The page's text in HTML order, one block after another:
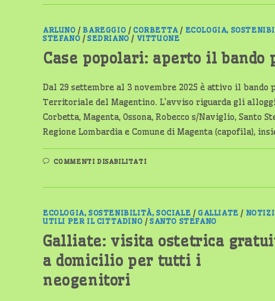
STEFANO
CONTRO
IL
IMPIANTO
FOTOVOLTAICO
4
2025,
ORE
ARLUNO / BAREGGIO /CORBETTA/ ECOLOGIA,
STEFANO /SEDRIANO / VITTUONE
Case popolari: aperto il bando
Dal 29 settembre al 3 novembre 2025 è attivo il bando
Territoriale del Magentino. L’avviso riguarda gli
Corbetta, Magenta, Ossona, Robecco s/Naviglio, Santo
Regione Lombardia e Comune di Magenta (capofila),
COMMENTI DISABILITATISU
PER
L’ASSEGNAZIONE
NEL
ECOLOGIA, SOSTENIBILITÀ, SOCIALE /GALLIATE /
UTILI PER IL CITTADINO /SANTO STEFANO
Galliate: visita ostetrica
a domicilio per tutti i
neogenitori